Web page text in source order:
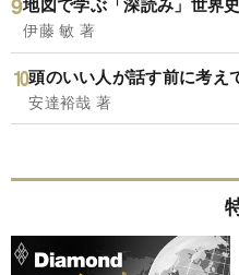
伊藤 敏 著
頭のいい人が話す前に考え
安達裕哉 著